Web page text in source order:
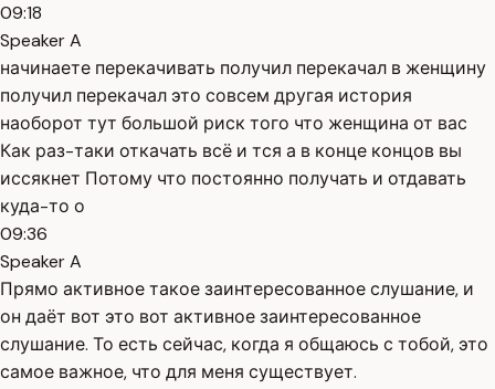
09:18
Speaker A
начинаете перекачивать получил перекачал в женщину
получил перекачал это совсем другая история
наоборот тут большой риск того что женщина от вас
Как раз-таки откачать всё и тся а в конце концов вы
иссякнет Потому что постоянно получать и отдавать
куда-то о
09:36
Speaker A
Прямо активное такое заинтересованное слушание, и
он даёт вот это вот активное заинтересованное
слушание. То есть сейчас, когда я общаюсь с тобой, это
самое важное, что для меня существует.